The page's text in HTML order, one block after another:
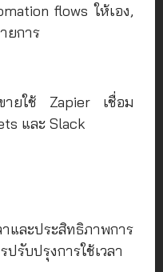
flows ให้เอง,
ยการ
ยใช้ Zapier เชื่อม
และ Slack
าและประสิทธิภาพการ
รับปรุงการใช้เวลา